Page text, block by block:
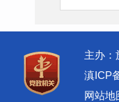
主办：
滇ICP
网站地